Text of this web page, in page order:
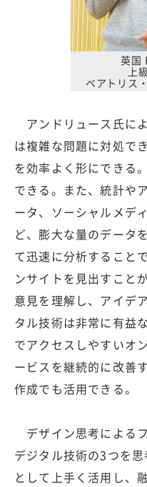
英国
上
ベアトリス
アンドリュース氏に
は複雑な問題に対処で
を効率よく形にできる
できる。また、統計や
ータ、ソーシャルメデ
ど、膨大な量のデータ
て迅速に分析すること
ンサイトを見出すこと
意見を理解し、アイデ
タル技術は非常に有益
でアクセスしやすいオ
ービスを継続的に改善
作成でも活用できる。
デザイン思考による
デジタル技術の3つを
として上手く活用し、